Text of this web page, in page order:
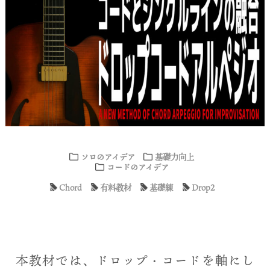
ソロのアイデア
基礎力向上
コードのアイデア
Chord
有料教材 基礎練 Drop2
本教材では、ドロップ・コードを軸にし